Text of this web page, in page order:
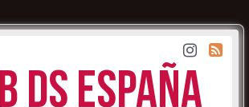
DS ESPAÑA